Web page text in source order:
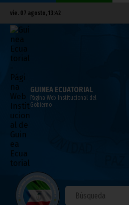
vie. 07 agosto, 13:42
GUINEA ECUATORIAL
Página Web Institucional del
Gobierno
Ghana y Mali,
de final
febrero 03, 2012
Noticias Deportes